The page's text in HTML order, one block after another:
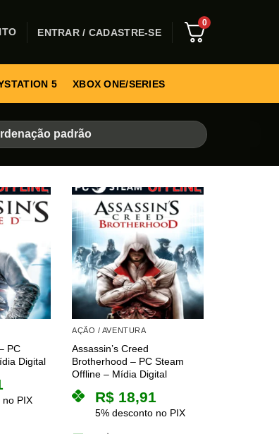
ENTRAR / CADASTRE-SE
0
5 XBOX ONE/SERIES
PC
Digital
no PIX
AÇÃO / AVENTURA
Assassin’s Creed
Brotherhood – PC Steam
Offline – Mídia Digital
R$ 18,91
5% desconto no PIX